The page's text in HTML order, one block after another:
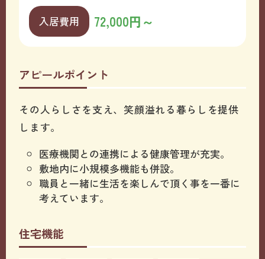
入居費用 72,000円～
アピールポイント
その人らしさを支え、笑顔溢れる暮らしを提供
します。
医療機関との連携による健康管理が充実。
敷地内に小規模多機能も併設。
職員と一緒に生活を楽しんで頂く事を一番に
考えています。
住宅機能